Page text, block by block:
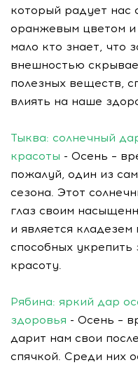
который радует
оранжевым цветом и
мало кто знает, что
внешностью
полезных веществ,
влиять на наше
Тыква: солнечный
красоты - Осень –
пожалуй, один из
сезона. Этот
глаз своим
и является
способных
красоту.
Рябина: яркий дар
здоровья - Осень –
дарит нам свои
спячкой. Среди них